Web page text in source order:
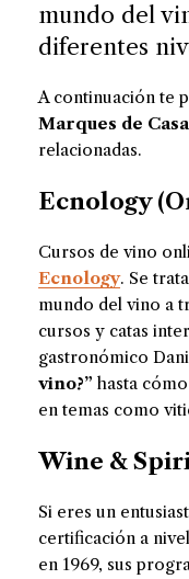
mundo del
diferentes
A continuación te
Marques de
relacionadas.
Ecnology
Cursos de vino
Ecnology. Se
mundo del vino a
cursos y catas
gastronómico
vino?” hasta
en temas como
Wine &
Si eres un
certificación a
en 1969, sus